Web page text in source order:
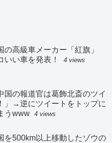
の高級車メーカー「紅旗」
いい車を発表！
4 views
国の報道官は葛飾北斎のツイ
」→逆にツイートをトップに
うwww
4 views
を500km以上移動したゾウの